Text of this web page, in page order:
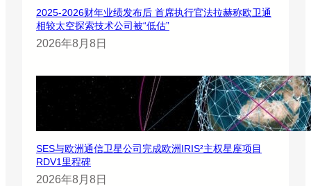
2025-2026财年业绩发布后 首席执行官法拉赫称欧卫通
相较太空探索技术公司被“低估”
2026年8月8日
SES与欧洲通信卫星公司完成欧洲IRIS²主权星座项目
RDV1里程碑
2026年8月8日